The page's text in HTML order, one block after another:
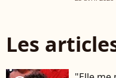
Les